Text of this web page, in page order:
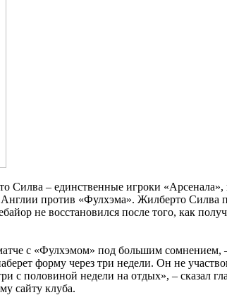
Силва – единственные игроки «Арсенала»,
Англии против «Фулхэма». Жилберто Силва
не восстановился после того, как
с «Фулхэмом» под большим сомнением,
форму через три недели. Он не
с половиной недели на отдых», – сказал
сайту клуба.